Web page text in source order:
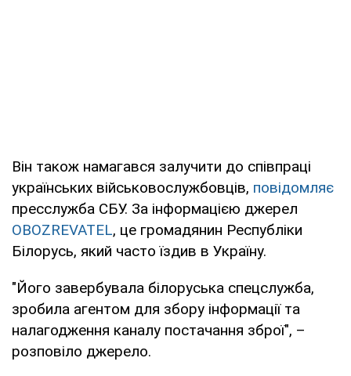
Він також намагався залучити до співпраці
українських військовослужбовців, повідомляє
пресслужба СБУ. За інформацією джерел
OBOZREVATEL, це громадянин Республіки
Білорусь, який часто їздив в Україну.
"Його завербувала білоруська спецслужба,
зробила агентом для збору інформації та
налагодження каналу постачання зброї", –
розповіло джерело.